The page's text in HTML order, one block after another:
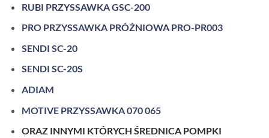
RUBI PRZYSSAWKAGSC-200
PRO PRZYSSAWKA PRÓŻNIOWA PRO-PR003
SENDI SC-20
SENDI SC-20S
ADIAM
MOTIVE PRZYSSAWKA 070 065
ORAZ INNYMI KTÓRYCH ŚREDNICA POMPKI